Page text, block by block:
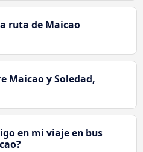
ruta de Maicao
Maicao y Soledad,
en mi viaje en bus